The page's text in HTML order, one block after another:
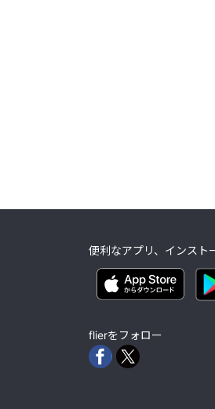
便利なアプリ、インスト
flierをフォロー